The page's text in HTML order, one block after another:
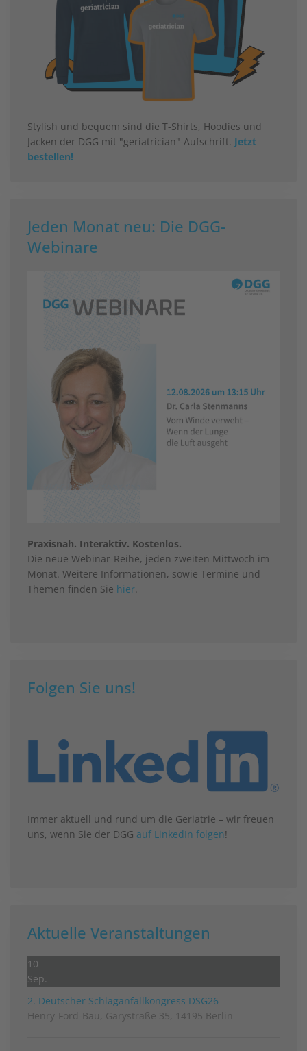
Stylish und bequem sind die T-Shirts, Hoodies und
Jacken der DGG mit "geriatrician"-Aufschrift. Jetzt
bestellen!
Jeden Monat neu: Die DGG-
Webinare
Praxisnah. Interaktiv. Kostenlos.
Die neue Webinar-Reihe, jeden zweiten Mittwoch im
Monat. Weitere Informationen, sowie Termine und
Themen finden Sie hier.
Folgen Sie uns!
Immer aktuell und rund um die Geriatrie – wir freuen
uns, wenn Sie der DGG auf LinkedIn folgen!
Aktuelle Veranstaltungen
10
Sep.
2. Deutscher Schlag­anfall­kongress DSG26
Henry-Ford-Bau, Garystraße 35, 14195 Berlin